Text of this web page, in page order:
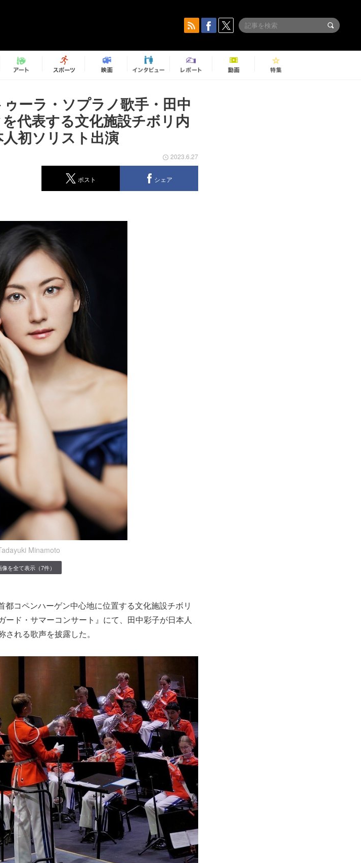
ーラ・ソプラノ歌手・田中
代表する文化施設チボリ内
初ソリスト出演
2023.6.27
ポスト シェア
Minamoto
像を全て表示（7件）
コペンハーゲン中心地に位置する文化施設チボリ
ード・サマーコンサート』にて、田中彩子が日本人
れる歌声を披露した。